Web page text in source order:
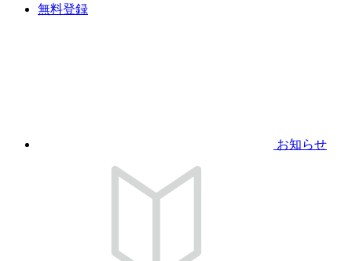
無料登録
お知らせ